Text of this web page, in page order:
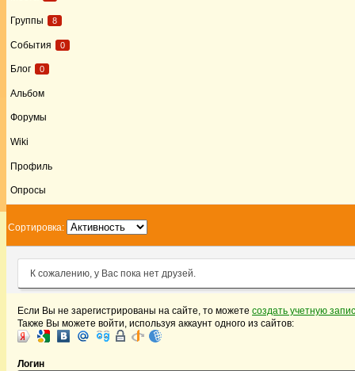
Группы 8
События 0
Блог 0
Альбом
Форумы
Wiki
Профиль
Опросы
Сортировка:
К сожалению, у Вас пока нет друзей.
Если Вы не зарегистрированы на сайте, то можете создать учетную
Также Вы можете войти, используя аккаунт одного из сайтов:
Логин